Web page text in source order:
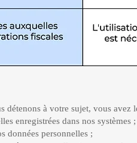
détenons à votre sujet, vous avez
enregistrées dans nos systèmes ;
personnelles ;